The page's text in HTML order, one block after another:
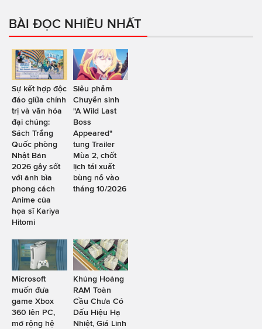
BÀI ĐỌC NHIỀU NHẤT
Sự kết hợp độc
đáo giữa chính
trị và văn hóa
đại chúng:
Sách Trắng
Quốc phòng
Nhật Bản
2026 gây sốt
với ảnh bìa
phong cách
Anime của
họa sĩ Kariya
Hitomi
Siêu phẩm
Chuyển sinh
"A Wild Last
Boss
Appeared"
tung Trailer
Mùa 2, chốt
lịch tái xuất
bùng nổ vào
tháng 10/2026
Microsoft
muốn đưa
game Xbox
360 lên PC,
mở rộng hệ
Khủng Hoảng
RAM Toàn
Cầu Chưa Có
Dấu Hiệu Hạ
Nhiệt, Giá Linh